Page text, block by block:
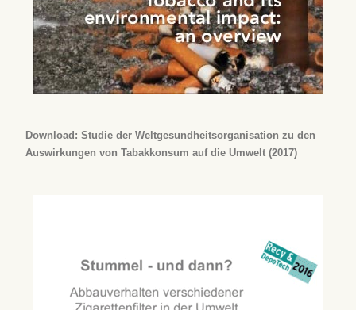
Download: Studie der Weltgesundheitsorganisation zu den
Auswirkungen von Tabakkonsum auf die Umwelt (2017)